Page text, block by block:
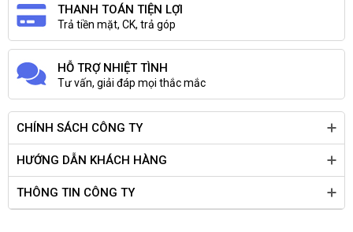
THANH TOÁN TIỆN LỢI
Trả tiền mặt, CK, trả góp
HỖ TRỢ NHIỆT TÌNH
Tư vấn, giải đáp mọi thắc mắc
CHÍNH SÁCH CÔNG TY
HƯỚNG DẪN KHÁCH HÀNG
THÔNG TIN CÔNG TY